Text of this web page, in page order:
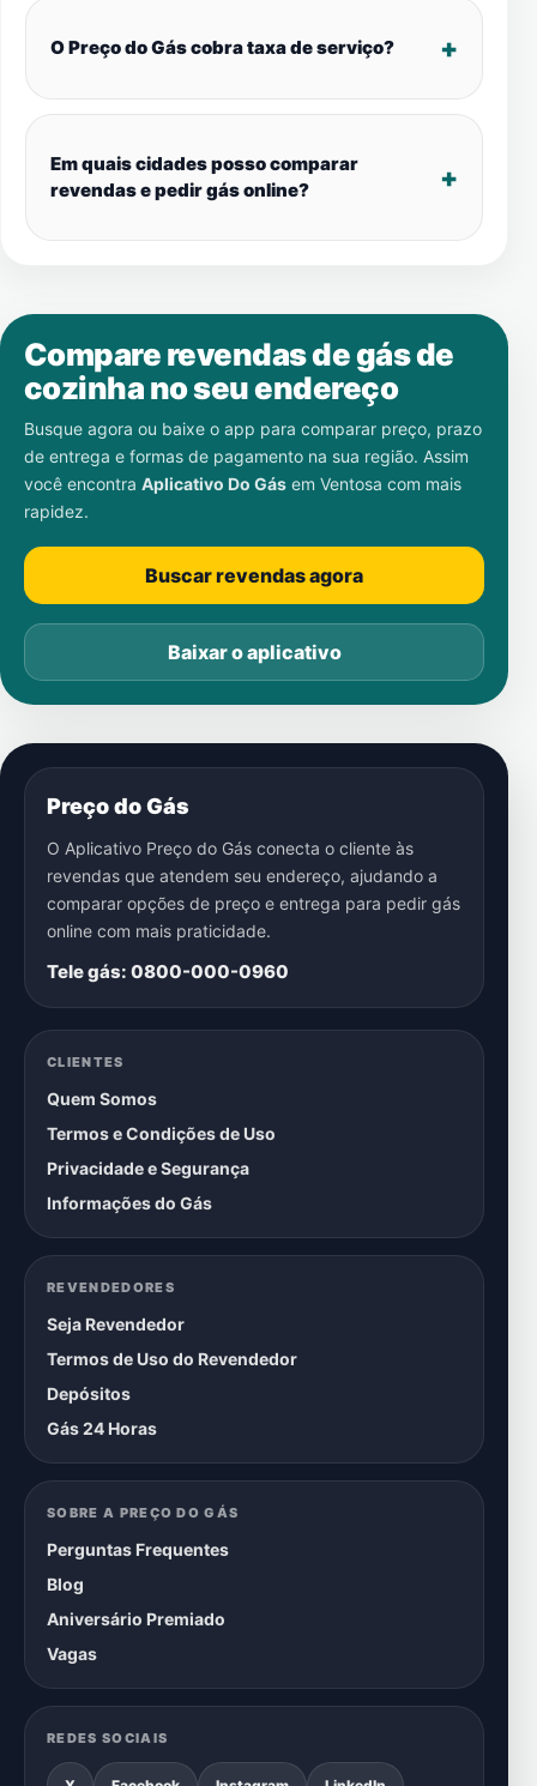
O Preço do Gás cobra taxa de serviço?
Em quais cidades posso comparar
revendas e pedir gás online?
Compare revendas de gás de
cozinha no seu endereço
Busque agora ou baixe o app para comparar preço, prazo
de entrega e formas de pagamento na sua região. Assim
você encontra Aplicativo Do Gás em Ventosa com mais
rapidez.
Buscar revendas agora
Baixar o aplicativo
Preço do Gás
O Aplicativo Preço do Gás conecta o cliente às
revendas que atendem seu endereço, ajudando a
comparar opções de preço e entrega para pedir gás
online com mais praticidade.
Tele gás: 0800-000-0960
CLIENTES
Quem Somos
Termos e Condições de Uso
Privacidade e Segurança
Informações do Gás
REVENDEDORES
Seja Revendedor
Termos de Uso do Revendedor
Depósitos
Gás 24 Horas
SOBRE A PREÇO DO GÁS
Perguntas Frequentes
Blog
Aniversário Premiado
Vagas
REDES SOCIAIS